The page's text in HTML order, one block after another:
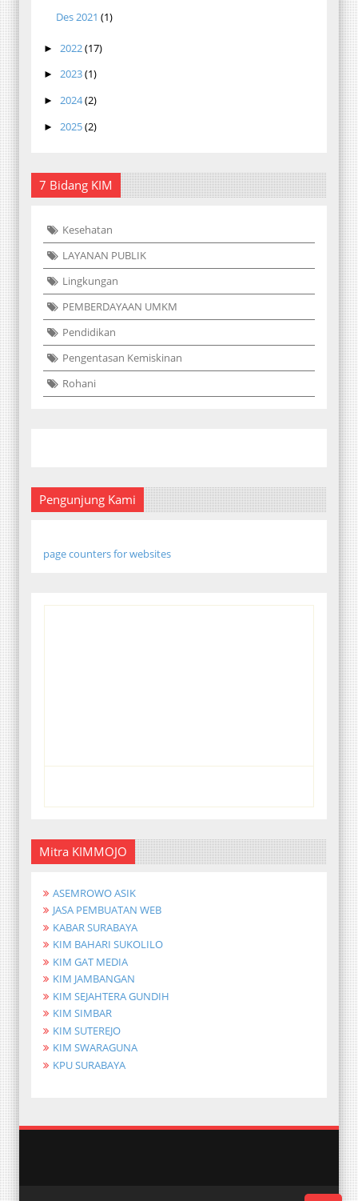
Des 2021 (1)
► 2022(17)
► 2023(1)
► 2024(2)
► 2025(2)
7 Bidang KIM
Kesehatan
LAYANAN PUBLIK
Lingkungan
PEMBERDAYAAN UMKM
Pendidikan
Pengentasan Kemiskinan
Rohani
Pengunjung Kami
page counters for websites
Mitra KIMMOJO
ASEMROWO ASIK
JASA PEMBUATAN WEB
KABAR SURABAYA
KIM BAHARI SUKOLILO
KIM GAT MEDIA
KIM JAMBANGAN
KIM SEJAHTERA GUNDIH
KIM SIMBAR
KIM SUTEREJO
KIM SWARAGUNA
KPU SURABAYA